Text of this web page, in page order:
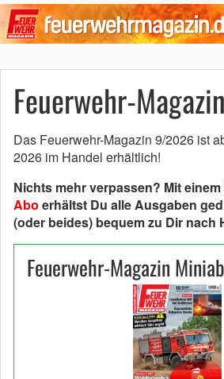
Feuerwehr-
Das Feuerwehr-Magazin 9/2026 ist
2026 im Handel erhältlich!
Nichts mehr verpassen? Mit einem
Abo erhältst Du alle Ausgaben
(oder beides) bequem zu Dir nach
Feuerwehr-Magazin